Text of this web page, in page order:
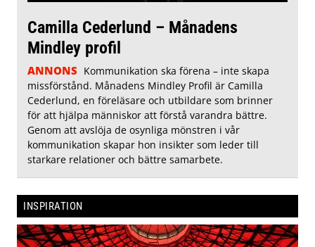
Camilla Cederlund – Månadens
Mindley profil
ANNONS Kommunikation ska förena – inte skapa
missförstånd. Månadens Mindley Profil är Camilla
Cederlund, en föreläsare och utbildare som brinner
för att hjälpa människor att förstå varandra bättre.
Genom att avslöja de osynliga mönstren i vår
kommunikation skapar hon insikter som leder till
starkare relationer och bättre samarbete.
INSPIRATION